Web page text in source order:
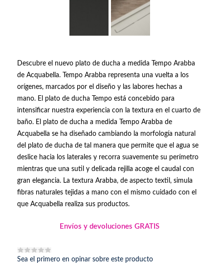
Descubre el nuevo plato de ducha a medida Tempo Arabba
de Acquabella. Tempo Arabba representa una vuelta a los
orígenes, marcados por el diseño y las labores hechas a
mano. El plato de ducha Tempo está concebido para
intensificar nuestra experiencia con la textura en el cuarto de
baño. El plato de ducha a medida Tempo Arabba de
Acquabella se ha diseñado cambiando la morfología natural
del plato de ducha de tal manera que permite que el agua se
deslice hacia los laterales y recorra suavemente su perímetro
mientras que una sutil y delicada rejilla acoge el caudal con
gran elegancia. La textura Arabba, de aspecto textil, simula
fibras naturales tejidas a mano con el mismo cuidado con el
que Acquabella realiza sus productos.
Envíos y devoluciones GRATIS
Sea el primero en opinar sobre este producto